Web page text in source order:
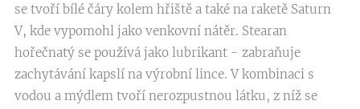
se tvoří bílé čáry kolem hřiště a také na raketě Saturn
V, kde vypomohl jako venkovní nátěr. Stearan
hořečnatý se používá jako lubrikant - zabraňuje
zachytávání kapslí na výrobní lince. V kombinaci s
vodou a mýdlem tvoří nerozpustnou látku, z níž se